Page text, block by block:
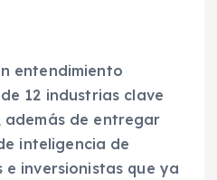
entendimiento
12 industrias clave
además de entregar
inteligencia de
e inversionistas que ya